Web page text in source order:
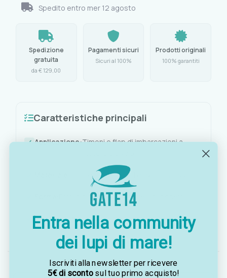
Spedito entro mer 12 agosto
Spedizione
gratuita
da € 129,00
Pagamenti sicuri
Sicuri al 100%
Prodotti originali
100% garantiti
Caratteristiche principali
Applicazione:Timoni e flap di imbarcazioni a
Zinco sacrificale ad elevata purezza
Profilo piatto rettangolare a saponetta
Installazione:Fissaggio diretto sulla superficie da
proteggere
Entra nella community
dei lupi di mare!
Iscriviti alla newsletter per ricevere
5€ di scontosul tuo primo acquisto!